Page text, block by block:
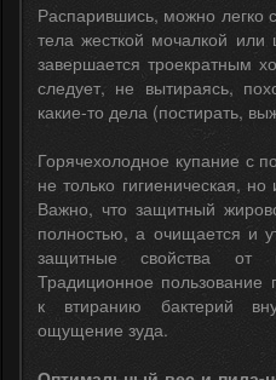
Распарившись, можно легко
тела жесткой мочалкой
завершается троекратным
следует, не вытираясь,
какие-то дела (постирать,
Горячехолодное купание с
не только гигиеническая,
Важно, что защитный
полностью, а очищается и
защитные свойства от
Традиционное пользование
к втиранию бактерий
ощущение зуда.